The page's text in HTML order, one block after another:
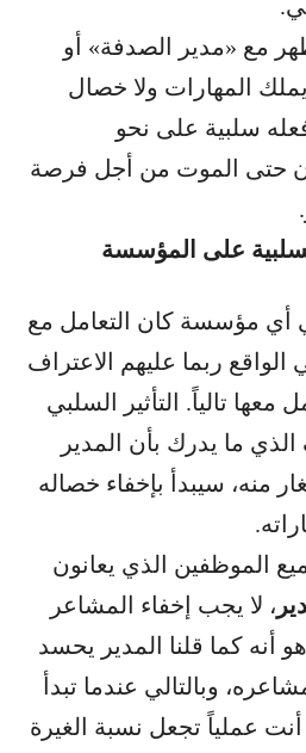
مع «مدير الصدفة» أو
المهارات ولا خصال
فعله سلبية على نحو
حتى الموت من أجل فرصة
على المؤسسة
أي مؤسسة كان التعامل مع
ربما عليهم الاعتراف
معها تالياً. التأثير السلبي
ما يدرك بأن المدير
منه، سيبدأ بإخفاء خصاله
الموظفين الذي يعانون
، لا يجب إخفاء المشاعر
أنه كما قلنا المدير يحسد
وبالتالي عندما تبدأ
عملياً تجعل نسبة الغيرة